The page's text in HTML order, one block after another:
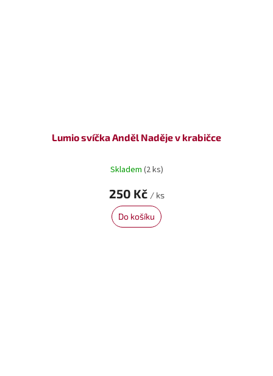
Lumio svíčka Anděl Naděje v krabičce
Skladem (2 ks)
250 Kč / ks
Do košíku